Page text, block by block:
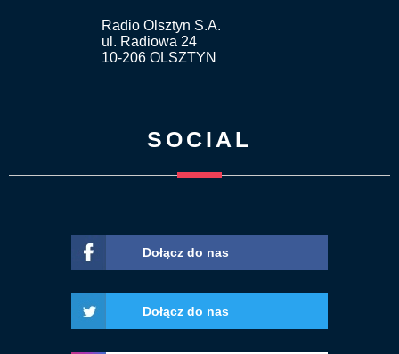
Radio Olsztyn S.A.
ul. Radiowa 24
10-206 OLSZTYN
SOCIAL
Dołącz do nas
Dołącz do nas